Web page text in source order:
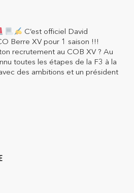
C’est officiel David
Berre XV pour 1 saison !!!
recrutement au COB XV ? Au
toutes les étapes de la F3 à la
des ambitions et un président